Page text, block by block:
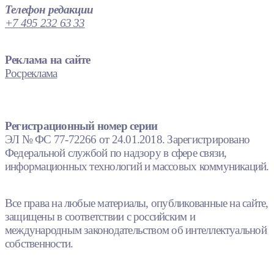
Телефон редакции
+7 495 232 63 33
Реклама на сайте
Росреклама
Регистрационный номер серии
ЭЛ № ФС 77-72266 от 24.01.2018. Зарегистрировано
Федеральной службой по надзору в сфере связи,
информационных технологий и массовых коммуникаций.
Все права на любые материалы, опубликованные на сайте,
защищены в соответствии с российским и
международным законодательством об интеллектуальной
собственности.